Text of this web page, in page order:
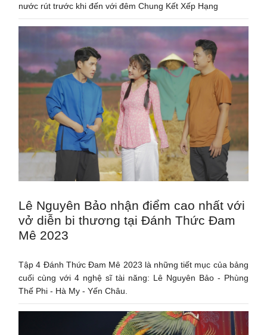
nước rút trước khi đến với đêm Chung Kết Xếp Hạng
Lê Nguyên Bảo nhận điểm cao nhất với
vở diễn bi thương tại Đánh Thức Đam
Mê 2023
Tập 4 Đánh Thức Đam Mê 2023 là những tiết mục của bảng
cuối cùng với 4 nghệ sĩ tài năng: Lê Nguyên Bảo - Phùng
Thế Phi - Hà My - Yến Châu.